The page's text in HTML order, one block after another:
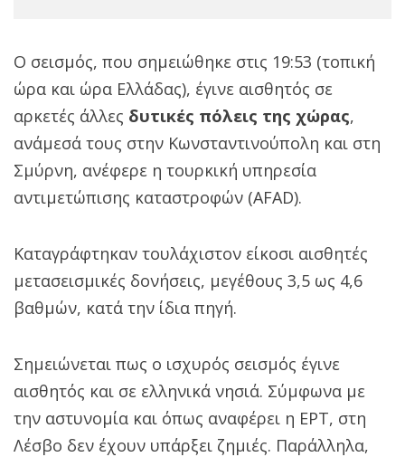
Ο σεισμός, που σημειώθηκε στις 19:53 (τοπική
ώρα και ώρα Ελλάδας), έγινε αισθητός σε
αρκετές άλλες δυτικές πόλεις της χώρας,
ανάμεσά τους στην Κωνσταντινούπολη και στη
Σμύρνη, ανέφερε η τουρκική υπηρεσία
αντιμετώπισης καταστροφών (AFAD).
Καταγράφτηκαν τουλάχιστον είκοσι αισθητές
μετασεισμικές δονήσεις, μεγέθους 3,5 ως 4,6
βαθμών, κατά την ίδια πηγή.
Σημειώνεται πως ο ισχυρός σεισμός έγινε
αισθητός και σε ελληνικά νησιά. Σύμφωνα με
την αστυνομία και όπως αναφέρει η ΕΡΤ, στη
Λέσβο δεν έχουν υπάρξει ζημιές. Παράλληλα,